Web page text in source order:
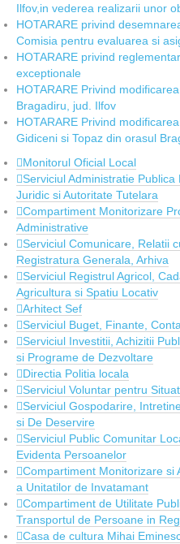
Ilfov,in vederea realizarii unor
HOTARARE privind
Comisia pentru evaluarea si
HOTARARE privind
exceptionale
HOTARARE Privind
Bragadiru, jud. Ilfov
HOTARARE Privind
Gidiceni si Topaz din orasul
Monitorul Oficial Local
Serviciul Administratie Publica
Juridic si Autoritate Tutelara
Compartiment Monitorizare
Administrative
Serviciul Comunicare, Relatii
Registratura Generala, Arhiva
Serviciul Registrul Agricol,
Agricultura si Spatiu Locativ
Arhitect Sef
Serviciul Buget, Finante,
Serviciul Investitii, Achizitii
si Programe de Dezvoltare
Directia Politia locala
Serviciul Voluntar pentru
Serviciul Gospodarire,
si De Deservire
Serviciul Public Comunitar
Evidenta Persoanelor
Compartiment Monitorizare si
a Unitatilor de Invatamant
Compartiment de Utilitate
Transportul de Persoane in
Casa de cultura Mihai